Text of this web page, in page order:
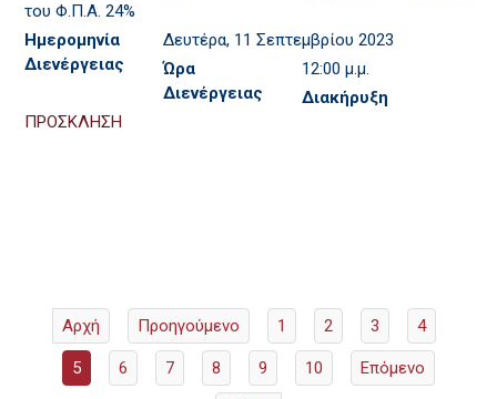
του Φ.Π.Α. 24%
Ημερομηνία
Διενέργειας
Δευτέρα, 11 Σεπτεμβρίου 2023
Ώρα
Διενέργειας
12:00 μ.μ.
Διακήρυξη
ΠΡΟΣΚΛΗΣΗ
Αρχή Προηγούμενο 1 2 3 4
5 6 7 8 9 10 Επόμενο